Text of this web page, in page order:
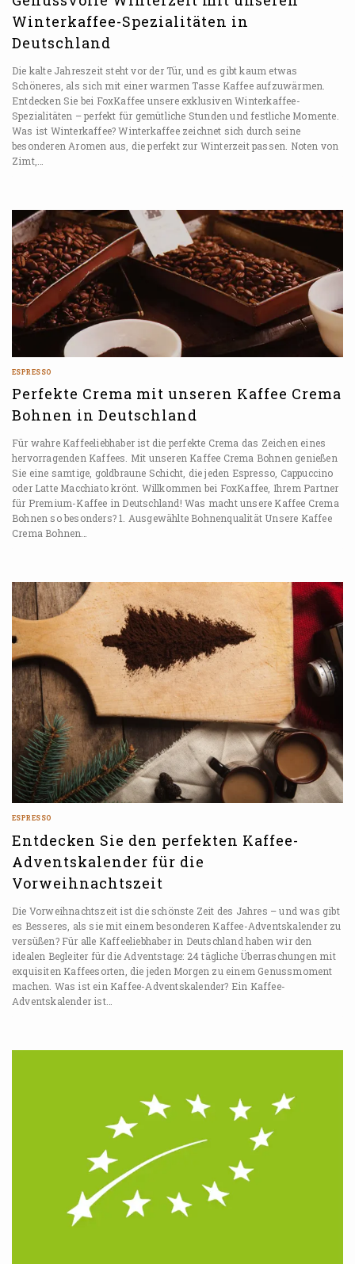
Winterkaffee-Spezialitäten in
Deutschland
Die kalte Jahreszeit steht vor der Tür, und es gibt kaum etwas
Schöneres, als sich mit einer warmen Tasse Kaffee aufzuwärmen.
Entdecken Sie bei FoxKaffee unsere exklusiven Winterkaffee-
Spezialitäten – perfekt für gemütliche Stunden und festliche Momente.
Was ist Winterkaffee? Winterkaffee zeichnet sich durch seine
besonderen Aromen aus, die perfekt zur Winterzeit passen. Noten von
Zimt,…
ESPRESSO
Perfekte Crema mit unseren Kaffee Crema
Bohnen in Deutschland
Für wahre Kaffeeliebhaber ist die perfekte Crema das Zeichen eines
hervorragenden Kaffees. Mit unseren Kaffee Crema Bohnen genießen
Sie eine samtige, goldbraune Schicht, die jeden Espresso, Cappuccino
oder Latte Macchiato krönt. Willkommen bei FoxKaffee, Ihrem Partner
für Premium-Kaffee in Deutschland! Was macht unsere Kaffee Crema
Bohnen so besonders? 1. Ausgewählte Bohnenqualität Unsere Kaffee
Crema Bohnen…
ESPRESSO
Entdecken Sie den perfekten Kaffee-
Adventskalender für die
Vorweihnachtszeit
Die Vorweihnachtszeit ist die schönste Zeit des Jahres – und was gibt
es Besseres, als sie mit einem besonderen Kaffee-Adventskalender zu
versüßen? Für alle Kaffeeliebhaber in Deutschland haben wir den
idealen Begleiter für die Adventstage: 24 tägliche Überraschungen mit
exquisiten Kaffeesorten, die jeden Morgen zu einem Genussmoment
machen. Was ist ein Kaffee-Adventskalender? Ein Kaffee-
Adventskalender ist…